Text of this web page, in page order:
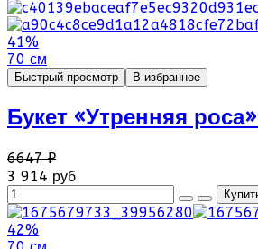
41%
70 см
Быстрый просмотр В избранное
Букет «Утренняя
6647 ₽
3 914 руб
42%